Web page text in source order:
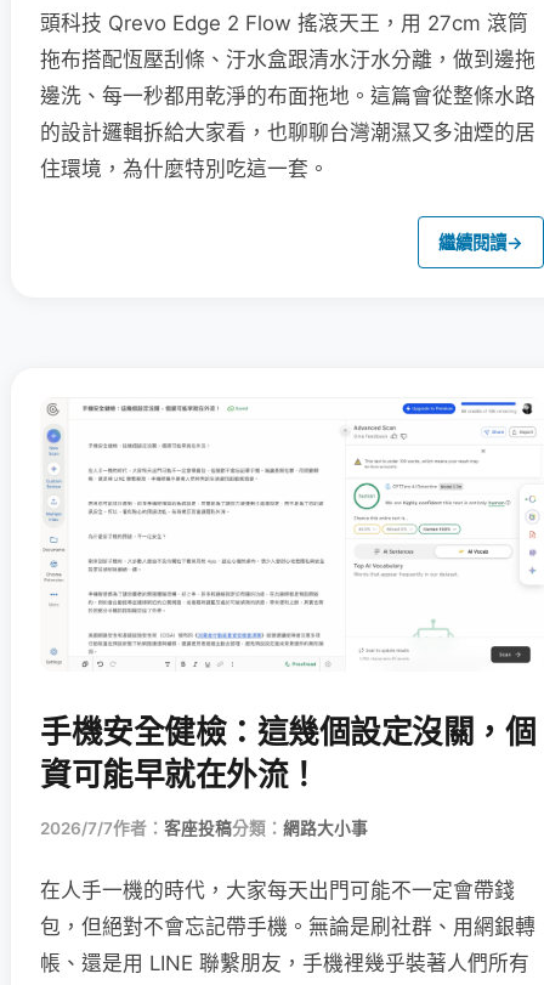
頭科技 Qrevo Edge 2 Flow 搖滾天王，用 27cm 滾筒
拖布搭配恆壓刮條、汙水盒跟清水汙水分離，做到邊拖
邊洗、每一秒都用乾淨的布面拖地。這篇會從整條水路
的設計邏輯拆給大家看，也聊聊台灣潮濕又多油煙的居
住環境，為什麼特別吃這一套。
繼續閱讀→
手機安全健檢：這幾個設定沒關，個
資可能早就在外流！
2026/7/7作者： 客座投稿分類： 網路大小事
在人手一機的時代，大家每天出門可能不一定會帶錢
包，但絕對不會忘記帶手機。無論是刷社群、用網銀轉
帳、還是用 LINE 聯繫朋友，手機裡幾乎裝著人們所有